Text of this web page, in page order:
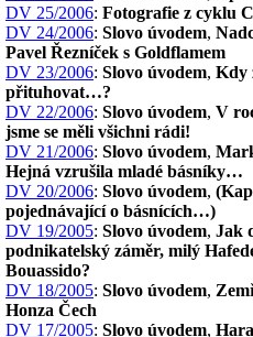
DV 25/2006: Fotografie z cyklu
DV 24/2006: Slovo úvodem,
Pavel Řezníček s Goldflamem
DV 23/2006: Slovo úvodem, Kdy
přituhovat…?
DV 22/2006: Slovo úvodem, V
jsme se měli všichni rádi!
DV 21/2006: Slovo úvodem,
Hejná vzrušila mladé básníky…
DV 20/2006: Slovo úvodem,
pojednávající o básnících…)
DV 19/2005: Slovo úvodem, Jak
podnikatelský záměr, milý
Bouassido?
DV 18/2005: Slovo úvodem,
Honza Čech
DV 17/2005: Slovo úvodem, Hara